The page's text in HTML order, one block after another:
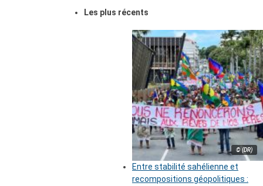
Les plus récents
© (DR)
Entre stabilité sahélienne et
recompositions géopolitiques :